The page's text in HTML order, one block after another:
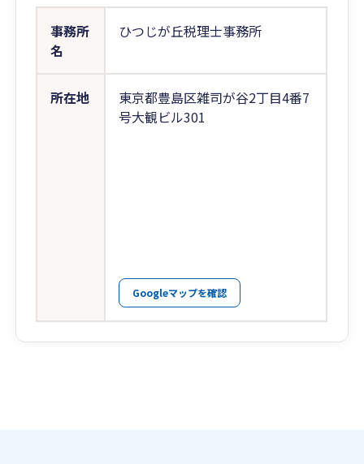
事務所
名
ひつじが丘税理士事務所
所在地
東京都豊島区雑司が谷2丁目4番7
号大観ビル301
Googleマップを確認